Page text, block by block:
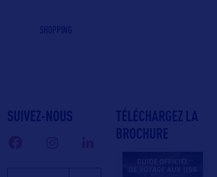
SHOPPING
SUIVEZ-NOUS
TÉLÉCHARGEZ LA
BROCHURE